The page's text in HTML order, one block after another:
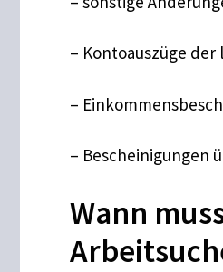
– Kontoauszüge
–
– Bescheinigungen
Wann